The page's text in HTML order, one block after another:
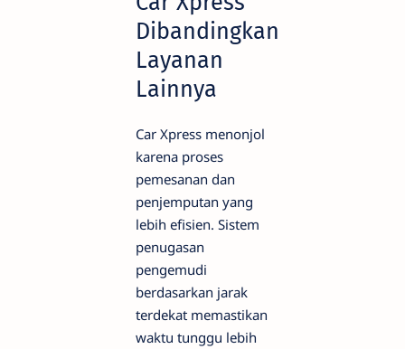
Dibandingkan
Layanan
Lainnya
Car Xpress menonjol
karena proses
pemesanan dan
penjemputan yang
lebih efisien. Sistem
penugasan
pengemudi
berdasarkan jarak
terdekat memastikan
waktu tunggu lebih